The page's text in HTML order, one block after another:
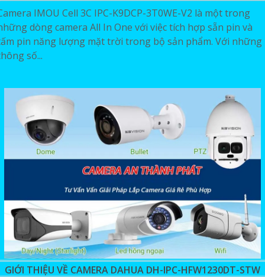
IMOU Cell 3C IPC-K9DCP-3T0WE-V2 là một trong
dòng camera All In One với việc tích hợp sẵn pin và
pin năng lượng mặt trời trong bộ sản phẩm. Với những
số...
GIỚI THIỆU VỀ CAMERA DAHUA DH-IPC-HFW1230DT-STW